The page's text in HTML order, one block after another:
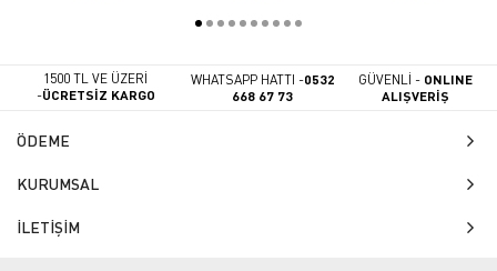
1500 TL VE ÜZERİ
-ÜCRETSİZ KARGO
WHATSAPP HATTI -0532
668 67 73
GÜVENLİ - ONLINE
ALIŞVERİŞ
ÖDEME
KURUMSAL
İLETİŞİM